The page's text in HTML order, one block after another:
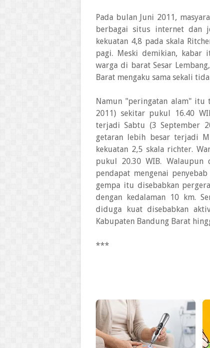
Pada bulan Juni 2011,
berbagai situs internet dan
kekuatan 4,8 pada skala
pagi. Meski demikian, kabar
warga di barat Sesar
Barat mengaku sama sekali
Namun "peringatan alam" itu
2011) sekitar pukul 16.40
terjadi Sabtu (3 September
getaran lebih besar terjadi
kekuatan 2,5 skala richter.
pukul 20.30 WIB.
pendapat mengenai
gempa itu disebabkan
dengan kedalaman 10 km.
diduga kuat disebabkan
Kabupaten Bandung Barat
***